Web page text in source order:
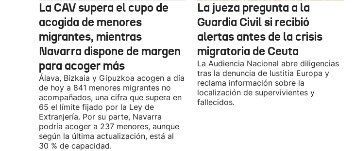
La CAV supera el cupo de
acogida de menores
migrantes, mientras
Navarra dispone de margen
para acoger más
Álava, Bizkaia y Gipuzkoa acogen a día
de hoy a 841 menores migrantes no
acompañados, una cifra que supera en
65 el límite fijado por la Ley de
Extranjería. Por su parte, Navarra
podría acoger a 237 menores, aunque
según la última actualización, está al
30 % de capacidad.
La jueza pregunta a la
Guardia Civil si recibió
alertas antes de la crisis
migratoria de Ceuta
La Audiencia Nacional abre diligencias
tras la denuncia de Iustitia Europa y
reclama información sobre la
localización de supervivientes y
fallecidos.